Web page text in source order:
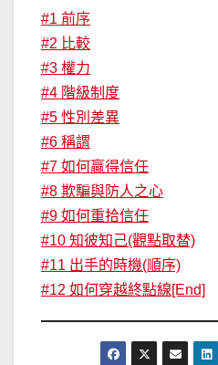
#1 前序
#2 比較
#3 權力
#4 階級制度
#5 性別差異
#6 稱謂
#7 如何贏得信任
#8 欺騙與防人之心
#9 如何重拾信任
#10 知彼知己(觀點取替)
#11 出手的時機(順序)
#12 如何穿越終點線[End]